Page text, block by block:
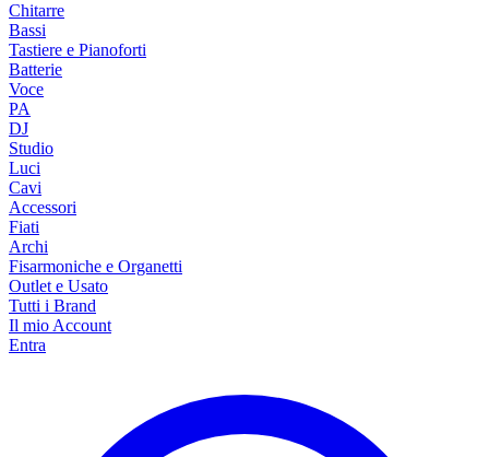
Chitarre
Bassi
Tastiere e Pianoforti
Batterie
Voce
PA
DJ
Studio
Luci
Cavi
Accessori
Fiati
Archi
Fisarmoniche e Organetti
Outlet e Usato
Tutti i Brand
Il mio Account
Entra